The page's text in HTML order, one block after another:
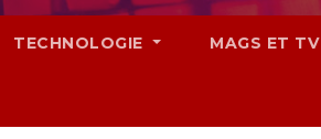
TECHNOLOGIE MAGS ET TV